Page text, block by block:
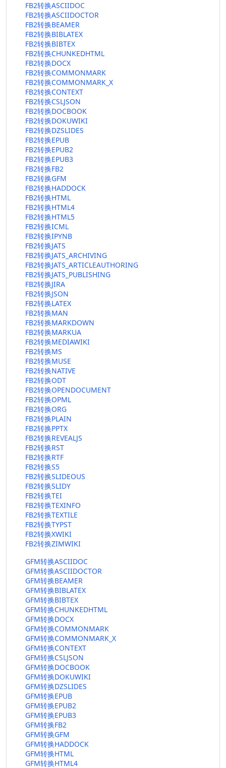
FB2转换ASCIIDOC
FB2转换ASCIIDOCTOR
FB2转换BEAMER
FB2转换BIBLATEX
FB2转换BIBTEX
FB2转换CHUNKEDHTML
FB2转换DOCX
FB2转换COMMONMARK
FB2转换COMMONMARK_X
FB2转换CONTEXT
FB2转换CSLJSON
FB2转换DOCBOOK
FB2转换DOKUWIKI
FB2转换DZSLIDES
FB2转换EPUB
FB2转换EPUB2
FB2转换EPUB3
FB2转换FB2
FB2转换GFM
FB2转换HADDOCK
FB2转换HTML
FB2转换HTML4
FB2转换HTML5
FB2转换ICML
FB2转换IPYNB
FB2转换JATS
FB2转换JATS_ARCHIVING
FB2转换JATS_ARTICLEAUTHORING
FB2转换JATS_PUBLISHING
FB2转换JIRA
FB2转换JSON
FB2转换LATEX
FB2转换MAN
FB2转换MARKDOWN
FB2转换MARKUA
FB2转换MEDIAWIKI
FB2转换MS
FB2转换MUSE
FB2转换NATIVE
FB2转换ODT
FB2转换OPENDOCUMENT
FB2转换OPML
FB2转换ORG
FB2转换PLAIN
FB2转换PPTX
FB2转换REVEALJS
FB2转换RST
FB2转换RTF
FB2转换S5
FB2转换SLIDEOUS
FB2转换SLIDY
FB2转换TEI
FB2转换TEXINFO
FB2转换TEXTILE
FB2转换TYPST
FB2转换XWIKI
FB2转换ZIMWIKI
GFM转换ASCIIDOC
GFM转换ASCIIDOCTOR
GFM转换BEAMER
GFM转换BIBLATEX
GFM转换BIBTEX
GFM转换CHUNKEDHTML
GFM转换DOCX
GFM转换COMMONMARK
GFM转换COMMONMARK_X
GFM转换CONTEXT
GFM转换CSLJSON
GFM转换DOCBOOK
GFM转换DOKUWIKI
GFM转换DZSLIDES
GFM转换EPUB
GFM转换EPUB2
GFM转换EPUB3
GFM转换FB2
GFM转换GFM
GFM转换HADDOCK
GFM转换HTML
GFM转换HTML4